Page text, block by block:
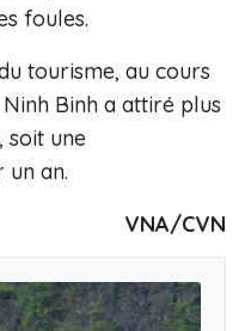
foules.
tourisme, au cours
Binh a attiré plus
soit une
un an.
VNA/CVN